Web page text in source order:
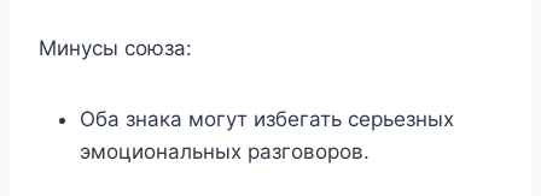
Минусы союза:
Оба знака могут избегать серьезных
эмоциональных разговоров.